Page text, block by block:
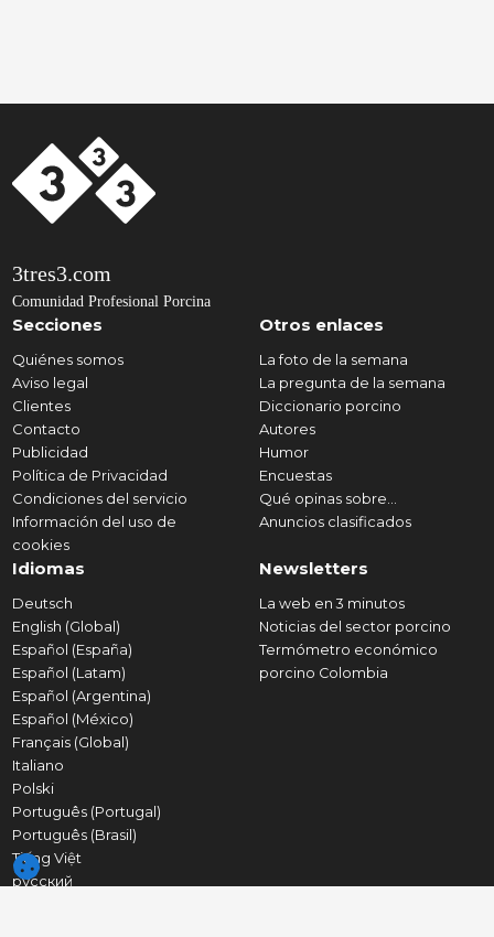
3tres3.com
Comunidad Profesional Porcina
Secciones
Quiénes somos
Aviso legal
Clientes
Contacto
Publicidad
Política de Privacidad
Condiciones del servicio
Información del uso de
cookies
Otros enlaces
La foto de la semana
La pregunta de la semana
Diccionario porcino
Autores
Humor
Encuestas
Qué opinas sobre...
Anuncios clasificados
Idiomas
Deutsch
English (Global)
Español (España)
Español (Latam)
Español (Argentina)
Español (México)
Français (Global)
Italiano
Polski
Português (Portugal)
Português (Brasil)
Tiếng Việt
русский
Newsletters
La web en 3 minutos
Noticias del sector porcino
Termómetro económico
porcino Colombia